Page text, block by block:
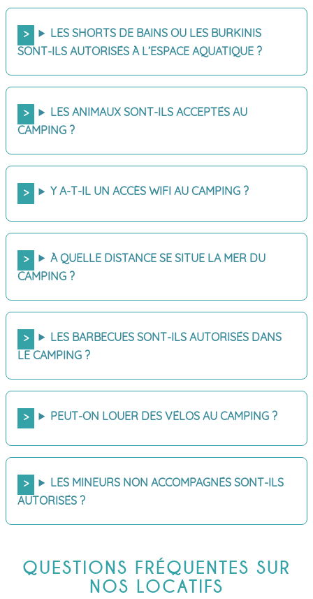
LES SHORTS DE BAINS OU LES BURKINIS
SONT-ILS AUTORISÉS À L’ESPACE AQUATIQUE ?
LES ANIMAUX SONT-ILS ACCEPTÉS AU
CAMPING ?
Y A-T-IL UN ACCÈS WIFI AU CAMPING ?
À QUELLE DISTANCE SE SITUE LA MER DU
CAMPING ?
LES BARBECUES SONT-ILS AUTORISÉS DANS
LE CAMPING ?
PEUT-ON LOUER DES VÉLOS AU CAMPING ?
LES MINEURS NON ACCOMPAGNÉS SONT-ILS
AUTORISÉS ?
QUESTIONS FRÉQUENTES SUR
NOS LOCATIFS